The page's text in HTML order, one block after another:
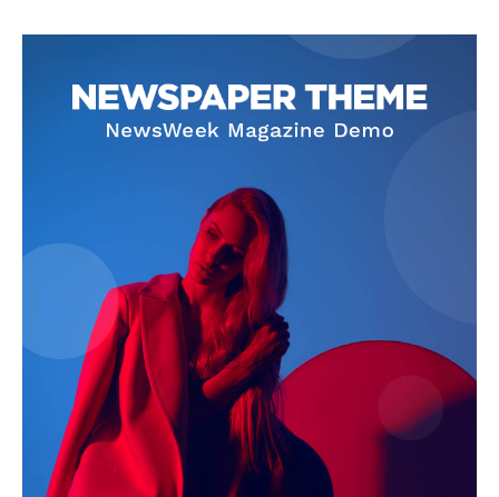
Quintana Roo
Cancún